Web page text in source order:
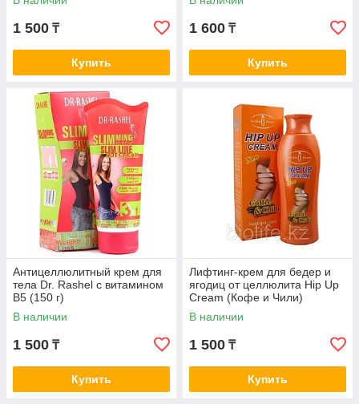
1 500 ₸
Купить
1 600 ₸
Купить
Антицеллюлитный крем для
тела Dr. Rashel с витамином
B5 (150 г)
В наличии
1 500 ₸
Купить
Лифтинг-крем для бедер и
ягодиц от целлюлита Hip Up
Cream (Кофе и Чили)
В наличии
1 500 ₸
Купить